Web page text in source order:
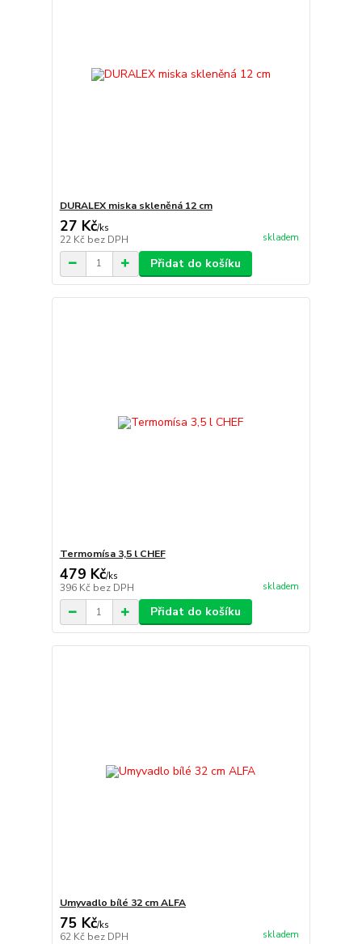
DURALEX miska skleněná 12 cm
27 Kč/ks
22 Kč bez DPH skladem
Přidat do košíku
Termomísa 3,5 l CHEF
479 Kč/ks
396 Kč bez DPH skladem
Přidat do košíku
Umyvadlo bílé 32 cm ALFA
75 Kč/ks
62 Kč bez DPH skladem